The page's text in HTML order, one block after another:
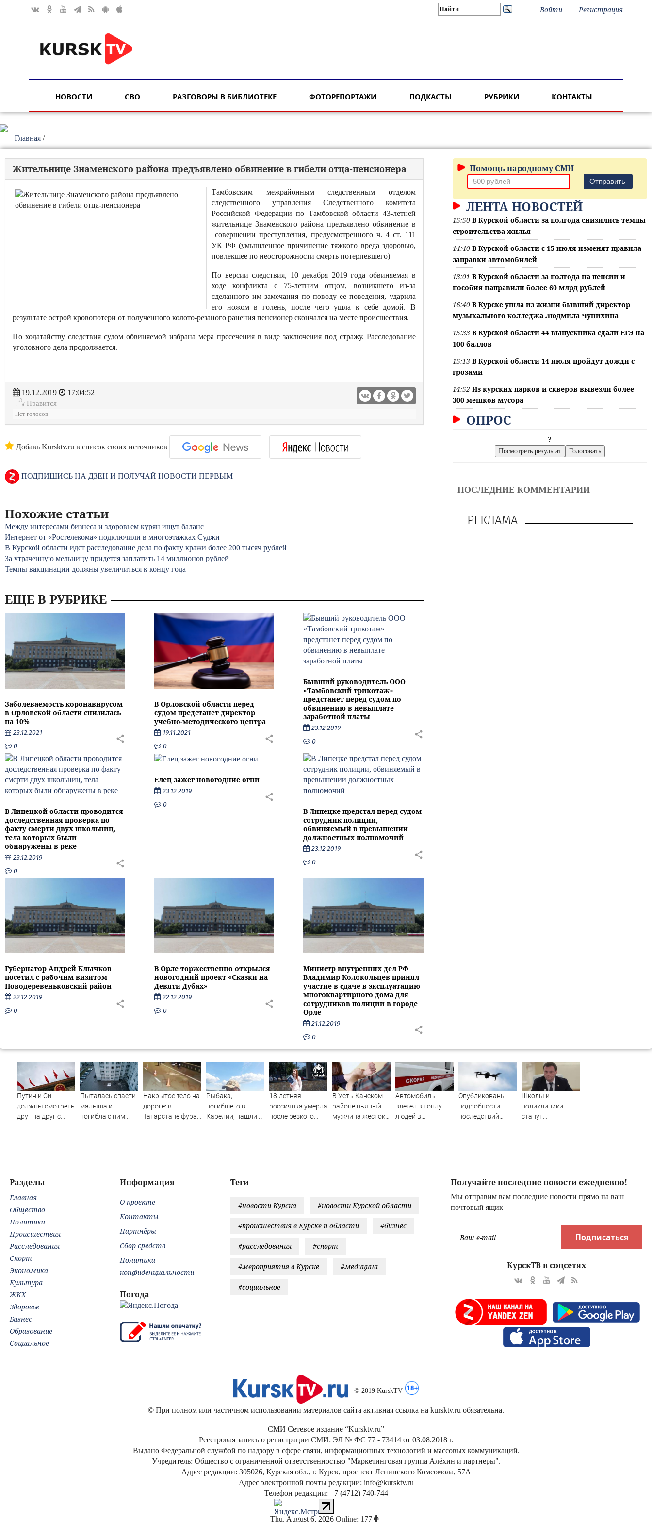
Войти Регистрация
НОВОСТИ СВО РАЗГОВОРЫ В БИБЛИОТЕКЕ ФОТОРЕПОРТАЖИ ПОДКАСТЫ РУБРИКИ КОНТАКТЫ
Главная /
Жительнице Знаменского района предъявлено обвинение в гибели отца-пенсионера
Тамбовским межрайонным следственным отделом
следственного управления Следственного комитета
Российской Федерации по Тамбовской области 43-летней
жительнице Знаменского района предъявлено обвинение в
совершении преступления, предусмотренного ч. 4 ст. 111
УК РФ (умышленное причинение тяжкого вреда здоровью,
повлекшее по неосторожности смерть потерпевшего).
По версии следствия, 10 декабря 2019 года обвиняемая в
ходе конфликта с 75-летним отцом, возникшего из-за
сделанного им замечания по поводу ее поведения, ударила
его ножом в голень, после чего ушла к себе домой. В
результате острой кровопотери от полученного колото-резаного ранения пенсионер скончался на месте происшествия.
По ходатайству следствия судом обвиняемой избрана мера пресечения в виде заключения под стражу. Расследование
уголовного дела продолжается.
19.12.2019
17:04:52
Нравится
Нет голосов
Добавь Kursktv.ru в список своих источников
ПОДПИШИСЬ НА ДЗЕН И ПОЛУЧАЙ НОВОСТИ ПЕРВЫМ
Похожие статьи
Между интересами бизнеса и здоровьем курян ищут баланс
Интернет от «Ростелекома» подключили в многоэтажках Суджи
В Курской области идет расследование дела по факту кражи более 200 тысяч рублей
За утраченную мельницу придется заплатить 14 миллионов рублей
Темпы вакцинации должны увеличиться к концу года
ЕЩЕ В РУБРИКЕ
Заболеваемость коронавирусом
в Орловской области снизилась
на 10%
23.12.2021
0
В Орловской области перед
судом предстанет директор
учебно-методического центра
19.11.2021
0
Бывший руководитель ООО
«Тамбовский трикотаж»
предстанет перед судом по
обвинению в невыплате
заработной платы
23.12.2019
0
В Липецкой области проводится
доследственная проверка по
факту смерти двух школьниц,
тела которых были
обнаружены в реке
23.12.2019
0
Елец зажег новогодние огни
23.12.2019
0
В Липецке предстал перед судом
сотрудник полиции,
обвиняемый в превышении
должностных полномочий
23.12.2019
0
Губернатор Андрей Клычков
посетил с рабочим визитом
Новодеревеньковский район
22.12.2019
0
В Орле торжественно открылся
новогодний проект «Сказки на
Девяти Дубах»
22.12.2019
0
Министр внутренних дел РФ
Владимир Колокольцев принял
участие в сдаче в эксплуатацию
многоквартирного дома для
сотрудников полиции в городе
Орле
21.12.2019
0
Помощь народному СМИ
Отправить
ЛЕНТА НОВОСТЕЙ
15:50 В Курской области за полгода снизились темпы
строительства жилья
14:40 В Курской области с 15 июля изменят правила
заправки автомобилей
13:01 В Курской области за полгода на пенсии и
пособия направили более 60 млрд рублей
16:40 В Курске ушла из жизни бывший директор
музыкального колледжа Людмила Чунихина
15:33 В Курской области 44 выпускника сдали ЕГЭ на
100 баллов
15:13 В Курской области 14 июля пройдут дожди с
грозами
14:52 Из курских парков и скверов вывезли более
300 мешков мусора
ОПРОС
?
ПОСЛЕДНИЕ КОММЕНТАРИИ
РЕКЛАМА
Путин и Си
должны смотреть
друг на друг с
Пыталась спасти
малыша и
погибла с ним:
Накрытое тело на
дороге: в
Татарстане фура
Рыбака,
погибшего в
Карелии, нашли в
18-летняя
россиянка умерла
после резкого
В Усть-Канском
районе пьяный
мужчина жестоко
Автомобиль
влетел в топлу
людей в
Опубликованы
подробности
последствий
Школы и
поликлиники
станут
Получайте последние новости ежедневно!
Мы отправим вам последние новости прямо на ваш
почтовый ящик
Подписаться
КурскТВ в соцсетях
Теги
#новости Курска #новости Курской области
#происшествия в Курске и области #бизнес
#расследования #спорт
#мероприятия в Курске #медицина
#социальное
Разделы
Главная
Общество
Политика
Происшествия
Расследования
Спорт
Экономика
Культура
ЖКХ
Здоровье
Бизнес
Образование
Социальное
Информация
О проекте
Контакты
Партнёры
Сбор средств
Политика
конфиденциальности
Погода
© 2019 KurskTV
© При полном или частичном использовании материалов сайта активная ссылка на kursktv.ru обязательна.
СМИ Сетевое издание “Kursktv.ru”
Реестровая запись о регистрации СМИ: ЭЛ № ФС 77 - 73414 от 03.08.2018 г.
Выдано Федеральной службой по надзору в сфере связи, информационных технологий и массовых коммуникаций.
Учредитель: Общество с ограниченной ответственностью "Маркетинговая группа Алёхин и партнеры".
Адрес редакции: 305026, Курская обл., г. Курск, проспект Ленинского Комсомола, 57А
Адрес электронной почты редакции: info@kursktv.ru
Телефон редакции: +7 (4712) 740-744
Thu. August 6, 2026 Online: 177